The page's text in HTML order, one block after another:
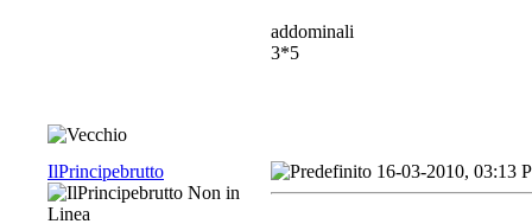
addominali
3*5
IlPrincipebrutto 16-03-2010, 03:13